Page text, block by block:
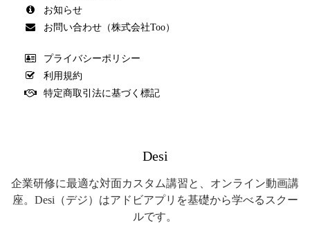
お知らせ
お問い合わせ（株式会社Too）
プライバシーポリシー
利用規約
特定商取引法に基づく標記
Desi
企業研修に最適な対面カスタム講習と、オンライン動画講
座。Desi（デジ）はアドビアプリを基礎から学べるスクー
ルです。